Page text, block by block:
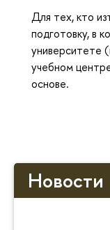
Новости
Для тех, кто
подготовку, в
университете
учебном
основе.